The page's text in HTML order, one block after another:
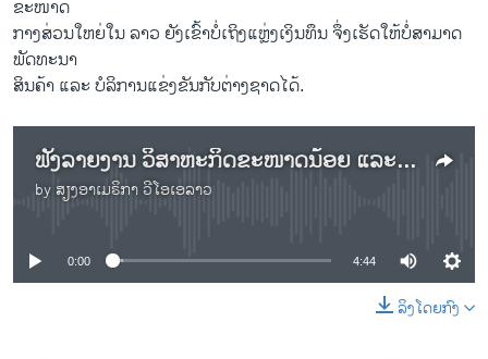
ລາຍງານ
ຕິດຕາມພວກເຮົາ ທີ່
ພາສາຕ່າງໆ
ຂະໜາດ
ກາງສ່ວນໃຫຍ່ໃນ ລາວ ຍັງເຂົ້າບໍ່ເຖິງແຫຼ່ງເງິນທຶນ ຈຶ່ງເຮັດໃຫ້ບໍ່ສາມາດ
ພັດທະນາ
ສິນຄ້າ ແລະ ບໍລິການແຂ່ງຂັນກັບຕ່າງຊາດໄດ້.
ຟັງລາຍງານ ວິສາຫະກິດຂະໜາດນ້ອຍ ແລະ ຂະໜາດກາງ ສ່ວນໃຫຍ່ໃນ ລາວ ຍັງເຂົ້າບໍ່ເຖິງ ແຫຼ່ງເງິນທຶນ
by ສຽງອາເມຣິກາ ວີໂອເອລາວ
No media source currently available
0:00 4:44
ລິງໂດຍກົງ